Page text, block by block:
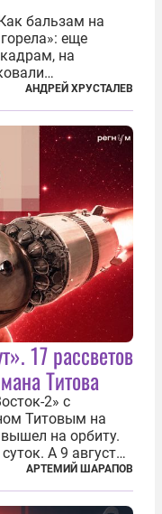
бальзам на
еще
на
России. В
в «эту игру можно
только за...
АНДРЕЙ ХРУСТАЛЕВ
17 рассветов
Титова
2» с
Титовым на
на орбиту.
А 9 августа
звезду Героя
Миссия Титова
АРТЕМИЙ ШАРАПОВ